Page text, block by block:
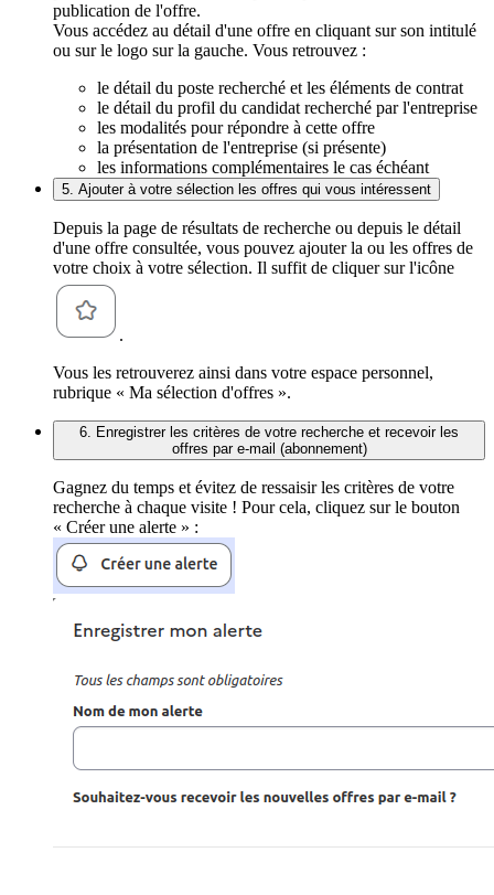
publication de l'offre.
Vous accédez au détail d'une offre en cliquant sur son intitulé
ou sur le logo sur la gauche. Vous retrouvez :
le détail du poste recherché et les éléments de contrat
le détail du profil du candidat recherché par l'entreprise
les modalités pour répondre à cette offre
la présentation de l'entreprise (si présente)
les informations complémentaires le cas échéant
5. Ajouter à votre sélection les offres qui vous intéressent
Depuis la page de résultats de recherche ou depuis le détail
d'une offre consultée, vous pouvez ajouter la ou les offres de
votre choix à votre sélection. Il suffit de cliquer sur l'icône
.
Vous les retrouverez ainsi dans votre espace personnel,
rubrique « Ma sélection d'offres ».
6. Enregistrer les critères de votre recherche et recevoir les
offres par e-mail (abonnement)
Gagnez du temps et évitez de ressaisir les critères de votre
recherche à chaque visite ! Pour cela, cliquez sur le bouton
« Créer une alerte » :